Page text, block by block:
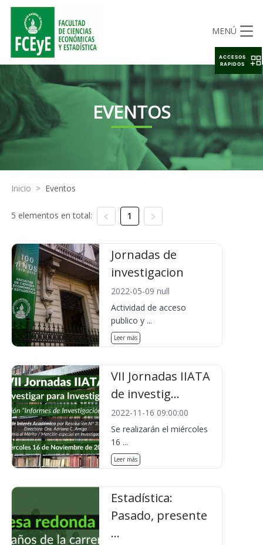
MENÚ
EVENTOS
Inicio > Eventos
5 elementos en total: 1
Jornadas de
investigacion
2022-05-09 null
Actividad de acceso
publico y ...
Leer más
VII Jornadas IIATA
de investig...
2022-11-16 09:00:00
Se realizarán el miércoles
16 ...
Leer más
Estadística:
Pasado, presente
...
ACCESOS
RAPIDOS